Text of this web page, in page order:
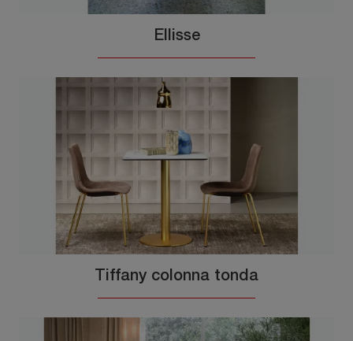
Ellisse
Tiffany colonna tonda